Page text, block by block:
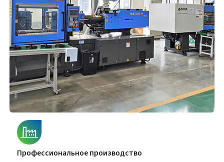
Профессиональное производство